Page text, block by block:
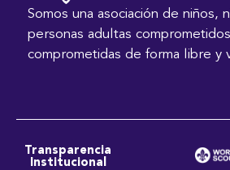
Somos una asociación de niños,
personas adultas
comprometidas de forma libre y
Transparencia
Institucional